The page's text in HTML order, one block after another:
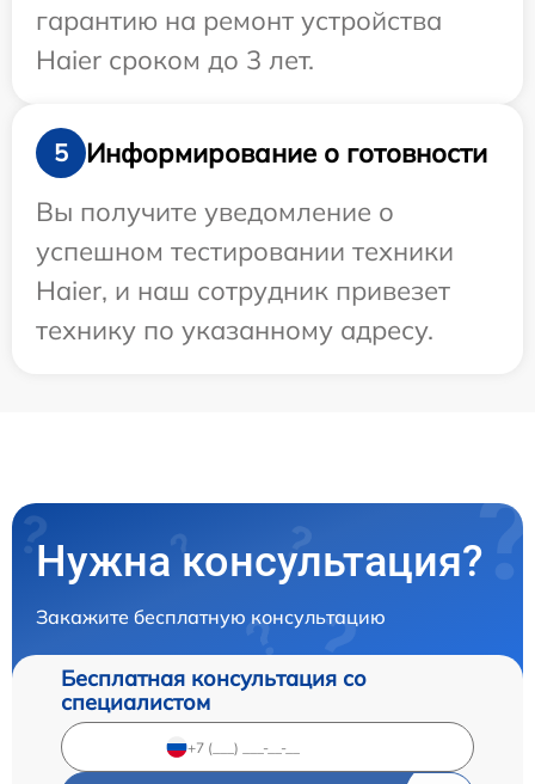
гарантию на ремонт устройства
Haier сроком до 3 лет.
5
Информирование о готовности
Вы получите уведомление о
успешном тестировании техники
Haier, и наш сотрудник привезет
технику по указанному адресу.
Нужна консультация?
Закажите бесплатную консультацию
Бесплатная консультация со
специалистом